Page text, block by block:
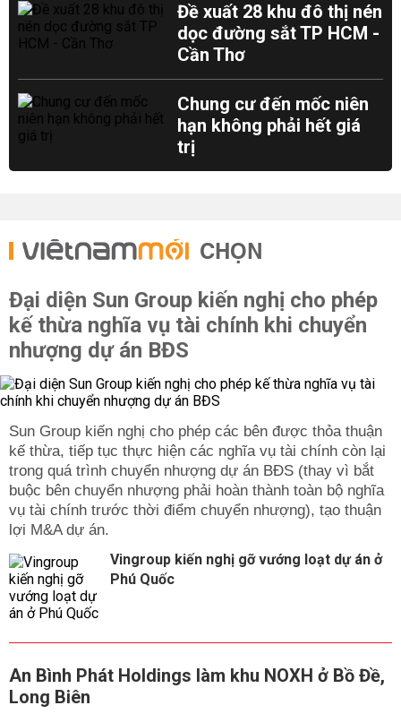
Đề xuất 28 khu đô thị nén
dọc đường sắt TP HCM -
Cần Thơ
Chung cư đến mốc niên
hạn không phải hết giá
trị
CHỌN
Đại diện Sun Group kiến nghị cho phép
kế thừa nghĩa vụ tài chính khi chuyển
nhượng dự án BĐS
Sun Group kiến nghị cho phép các bên được thỏa thuận
kế thừa, tiếp tục thực hiện các nghĩa vụ tài chính còn lại
trong quá trình chuyển nhượng dự án BĐS (thay vì bắt
buộc bên chuyển nhượng phải hoàn thành toàn bộ nghĩa
vụ tài chính trước thời điểm chuyển nhượng), tạo thuận
lợi M&A dự án.
Vingroup kiến nghị gỡ vướng loạt dự án ở
Phú Quốc
An Bình Phát Holdings làm khu NOXH ở Bồ Đề,
Long Biên